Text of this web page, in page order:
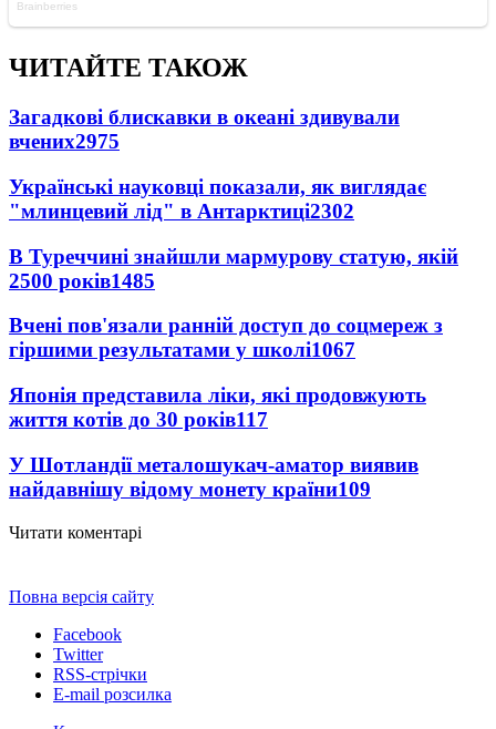
ЧИТАЙТЕ ТАКОЖ
Загадкові блискавки в океані здивували
вчених2975
Українські науковці показали, як виглядає
"млинцевий лід" в Антарктиці2302
В Туреччині знайшли мармурову статую, якій
2500 років1485
Вчені пов'язали ранній доступ до соцмереж з
гіршими результатами у школі1067
Японія представила ліки, які продовжують
життя котів до 30 років117
У Шотландії металошукач-аматор виявив
найдавнішу відому монету країни109
Читати коментарі
Повна версія сайту
Facebook
Twitter
RSS-стрічки
E-mail розсилка